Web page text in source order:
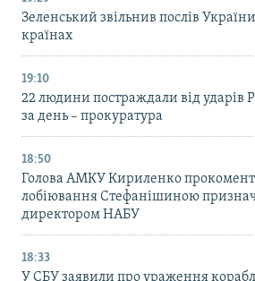
Зеленський звільнив послів
країнах
19:10
22 людини постраждали від ударів
за день – прокуратура
18:50
Голова АМКУ Кириленко
лобіювання Стефанішиною
директором НАБУ
18:33
У СБУ заявили про ураження